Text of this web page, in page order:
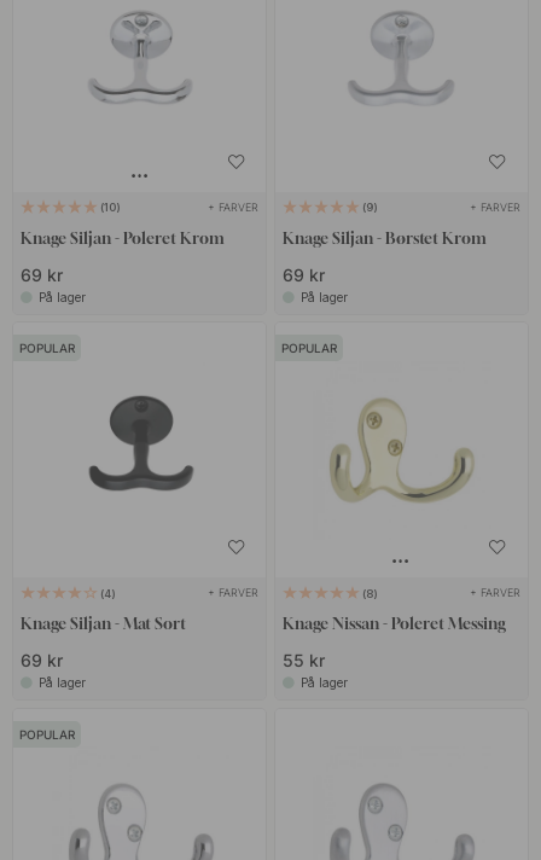
10 + FARVER
Knage Siljan - Poleret Krom
69 kr
På lager
9 + FARVER
Knage Siljan - Børstet Krom
69 kr
På lager
POPULAR
4 + FARVER
Knage Siljan - Mat Sort
69 kr
På lager
POPULAR
8 + FARVER
Knage Nissan - Poleret Messing
55 kr
På lager
POPULAR